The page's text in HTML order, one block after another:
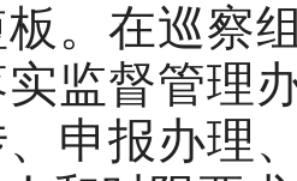
。在巡察
监督管理
申报办理